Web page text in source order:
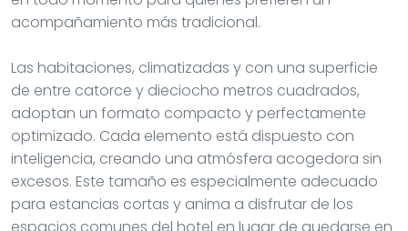
acompañamiento más tradicional.
Las habitaciones, climatizadas y con una superficie
de entre catorce y dieciocho metros cuadrados,
adoptan un formato compacto y perfectamente
optimizado. Cada elemento está dispuesto con
inteligencia, creando una atmósfera acogedora sin
excesos. Este tamaño es especialmente adecuado
para estancias cortas y anima a disfrutar de los
espacios comunes del hotel en lugar de quedarse en